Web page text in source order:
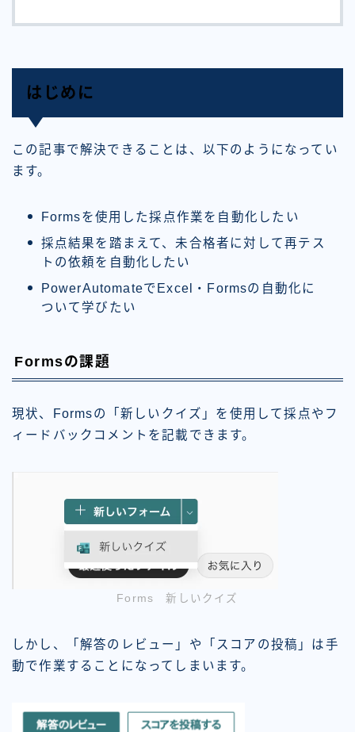
はじめに
この記事で解決できることは、以下のようになってい
ます。
Formsを使用した採点作業を自動化したい
採点結果を踏まえて、未合格者に対して再テス
トの依頼を自動化したい
PowerAutomateでExcel・Formsの自動化に
ついて学びたい
Formsの課題
現状、Formsの「新しいクイズ」を使用して採点やフ
ィードバックコメントを記載できます。
Forms 新しいクイズ
しかし、「解答のレビュー」や「スコアの投稿」は手
動で作業することになってしまいます。